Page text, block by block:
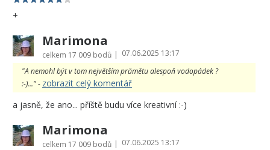
+
Marimona
celkem 17 009 bodů | 07.06.2025 13:17
"A nemohl být v tom největším průmětu alespoň vodopádek ?
:-)..." - zobrazit celý komentář
a jasně, že ano... příště budu více kreativní :-)
Marimona
celkem 17 009 bodů | 07.06.2025 13:17